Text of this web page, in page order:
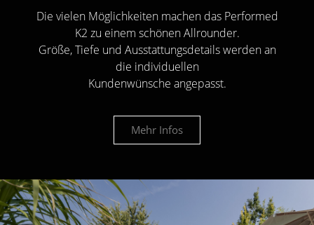
Die vielen Möglichkeiten machen das Performed
K2 zu einem schönen Allrounder.
Größe, Tiefe und Ausstattungsdetails werden an
die individuellen
Kundenwünsche angepasst.
Mehr Infos